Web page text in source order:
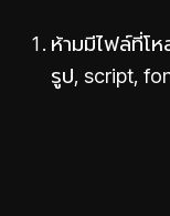
ห้ามมีไฟล์ที่โห
รูป, script,